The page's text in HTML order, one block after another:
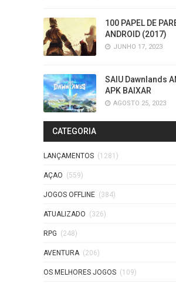
100 PAPEL DE
ANDROID (2017)
JUNHO 17, 2023
SAIU Dawnlands
APK BAIXAR
AGOSTO 25, 2023
CATEGORIA
LANÇAMENTOS (1281)
AÇAO (559)
JOGOS OFFLINE (384)
ATUALIZADO (326)
RPG (248)
AVENTURA (206)
OS MELHORES JOGOS (109)